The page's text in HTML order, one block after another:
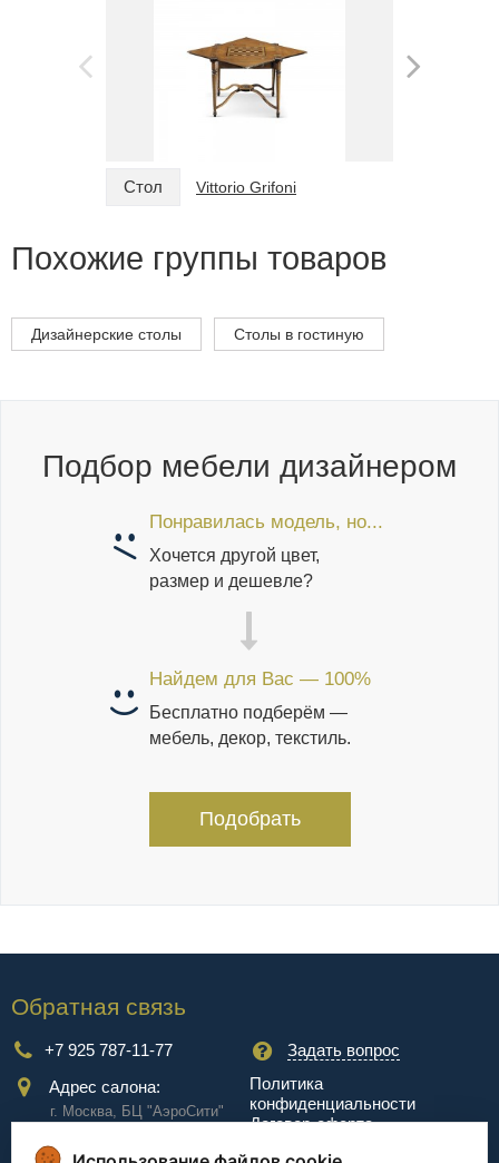
Стол Vittorio Grifoni
Похожие группы товаров
Дизайнерские столы Столы в гостиную
Подбор мебели дизайнером
Понравилась модель, но...
Хочется другой цвет,
размер и дешевле?
Найдем для Вас — 100%
Бесплатно подберём —
мебель, декор, текстиль.
Подобрать
Обратная связь
+7 925 787-11-77
Задать вопрос
Адрес салона:
г. Москва, БЦ "АэроCити"
Куркинское ш., стр.2, 17
этаж
Политика
конфиденциальности
Договор-оферта